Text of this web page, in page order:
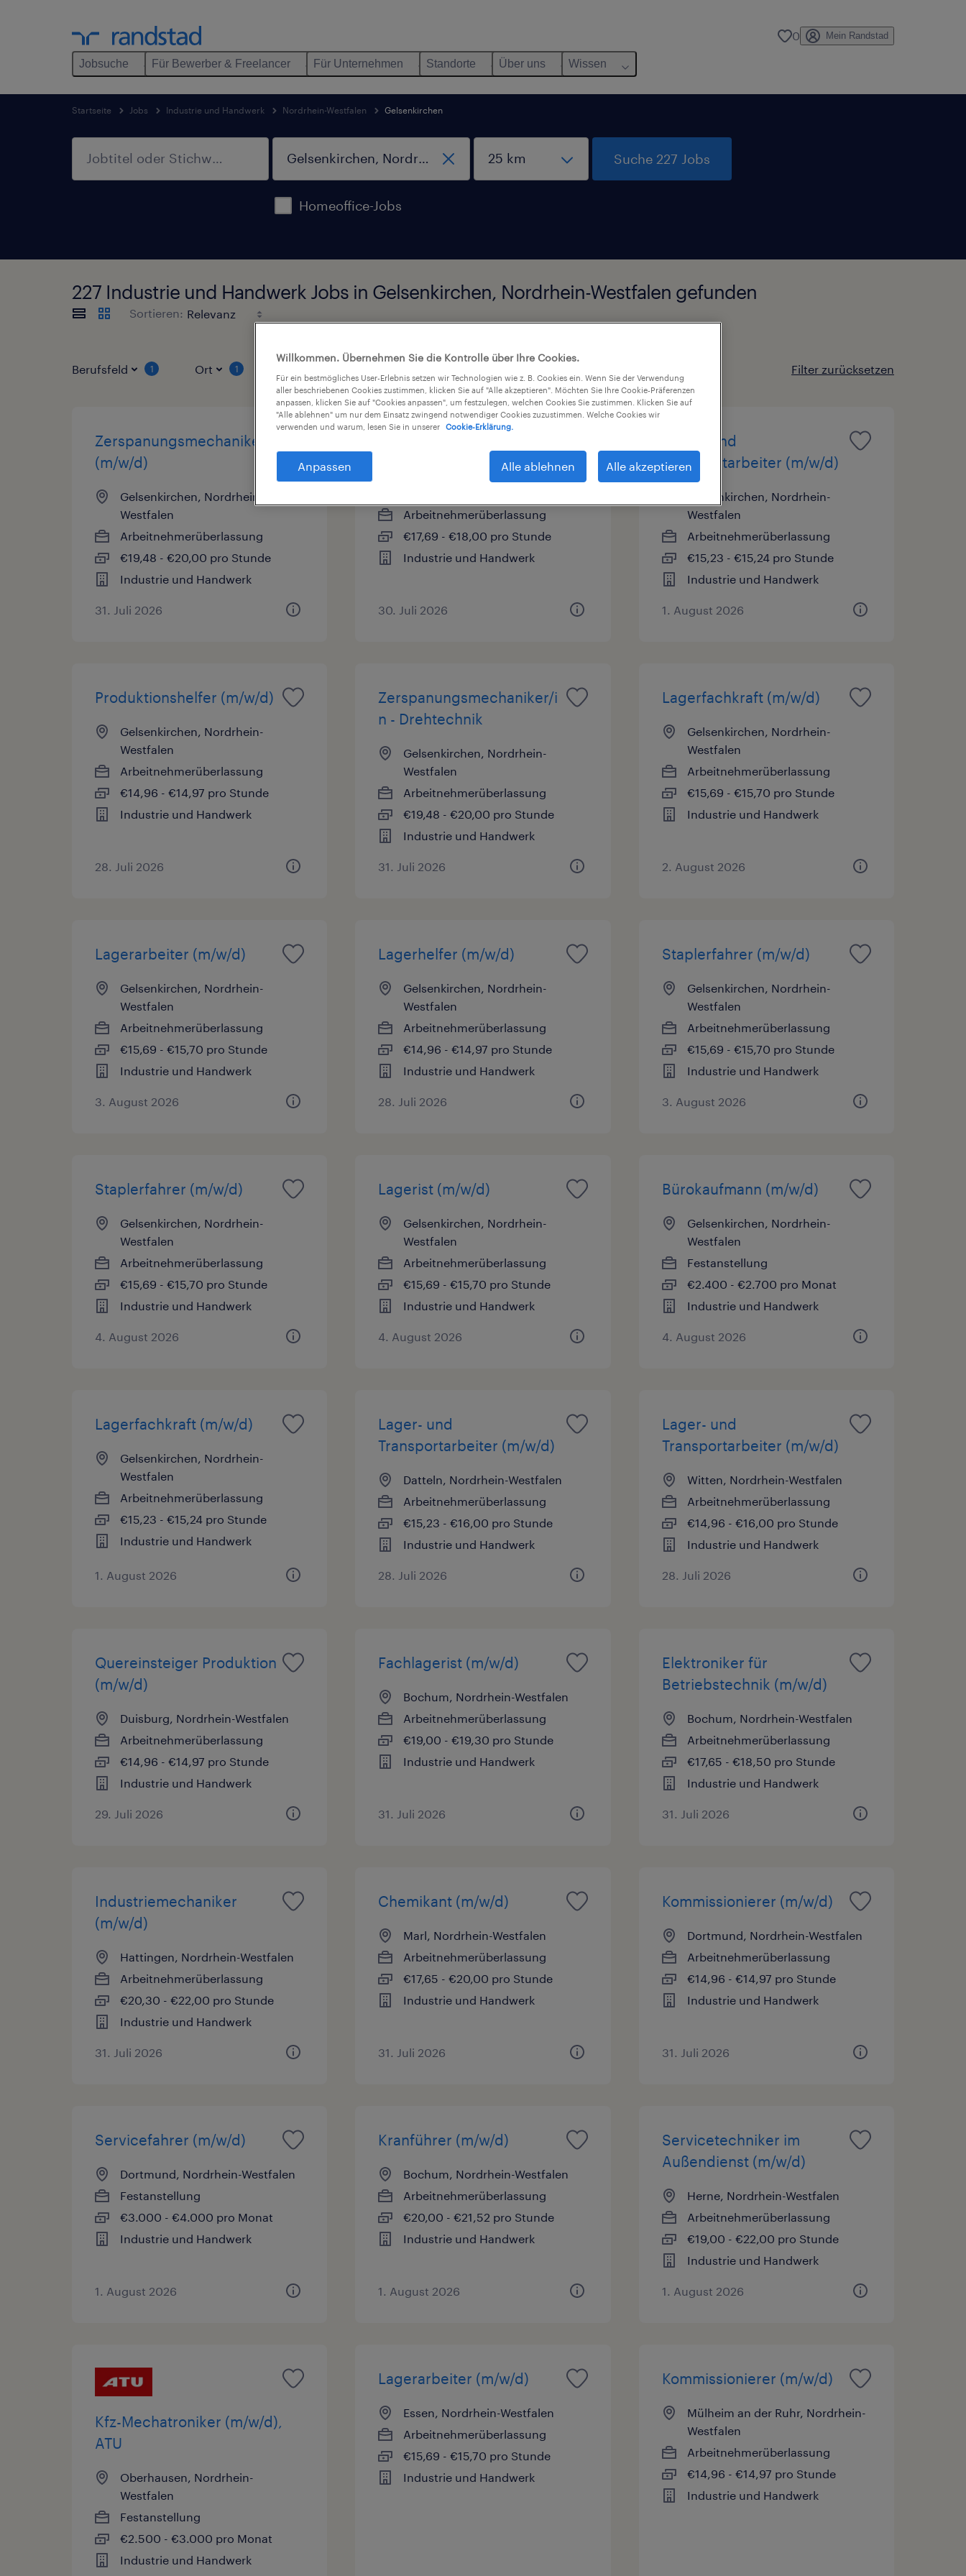
Jobsuche Für Bewerber & Freelancer Für Unternehmen Standorte Über uns Wissen
0 Mein Randstad
Startseite Jobs Industrie und Handwerk Nordrhein-Westfalen Gelsenkirchen
Homeoffice-Jobs
Suche 227 Jobs
227 Industrie und Handwerk Jobs in Gelsenkirchen, Nordrhein-Westfalen gefunden
Sortieren:
Berufsfeld 1 Ort 1 Filter zurücksetzen
Zerspanungsmechaniker
(m/w/d)
Gelsenkirchen, Nordrhein-
Westfalen
Arbeitnehmerüberlassung
€19,48 - €20,00 pro Stunde
Industrie und Handwerk
31. Juli 2026
Gelsenkirchen, Nordrhein-
Arbeitnehmerüberlassung
€17,69 - €18,00 pro Stunde
Industrie und Handwerk
30. Juli 2026
Lager- und
Transportarbeiter (m/w/d)
Gelsenkirchen, Nordrhein-
Westfalen
Arbeitnehmerüberlassung
€15,23 - €15,24 pro Stunde
Industrie und Handwerk
1. August 2026
Produktionshelfer (m/w/d)
Gelsenkirchen, Nordrhein-
Westfalen
Arbeitnehmerüberlassung
€14,96 - €14,97 pro Stunde
Industrie und Handwerk
28. Juli 2026
Zerspanungsmechaniker/i
n - Drehtechnik
Gelsenkirchen, Nordrhein-
Westfalen
Arbeitnehmerüberlassung
€19,48 - €20,00 pro Stunde
Industrie und Handwerk
31. Juli 2026
Lagerfachkraft (m/w/d)
Gelsenkirchen, Nordrhein-
Westfalen
Arbeitnehmerüberlassung
€15,69 - €15,70 pro Stunde
Industrie und Handwerk
2. August 2026
Lagerarbeiter (m/w/d)
Gelsenkirchen, Nordrhein-
Westfalen
Arbeitnehmerüberlassung
€15,69 - €15,70 pro Stunde
Industrie und Handwerk
3. August 2026
Lagerhelfer (m/w/d)
Gelsenkirchen, Nordrhein-
Westfalen
Arbeitnehmerüberlassung
€14,96 - €14,97 pro Stunde
Industrie und Handwerk
28. Juli 2026
Staplerfahrer (m/w/d)
Gelsenkirchen, Nordrhein-
Westfalen
Arbeitnehmerüberlassung
€15,69 - €15,70 pro Stunde
Industrie und Handwerk
3. August 2026
Staplerfahrer (m/w/d)
Gelsenkirchen, Nordrhein-
Westfalen
Arbeitnehmerüberlassung
€15,69 - €15,70 pro Stunde
Industrie und Handwerk
4. August 2026
Lagerist (m/w/d)
Gelsenkirchen, Nordrhein-
Westfalen
Arbeitnehmerüberlassung
€15,69 - €15,70 pro Stunde
Industrie und Handwerk
4. August 2026
Bürokaufmann (m/w/d)
Gelsenkirchen, Nordrhein-
Westfalen
Festanstellung
€2.400 - €2.700 pro Monat
Industrie und Handwerk
4. August 2026
Lagerfachkraft (m/w/d)
Gelsenkirchen, Nordrhein-
Westfalen
Arbeitnehmerüberlassung
€15,23 - €15,24 pro Stunde
Industrie und Handwerk
1. August 2026
Lager- und
Transportarbeiter (m/w/d)
Datteln, Nordrhein-Westfalen
Arbeitnehmerüberlassung
€15,23 - €16,00 pro Stunde
Industrie und Handwerk
28. Juli 2026
Lager- und
Transportarbeiter (m/w/d)
Witten, Nordrhein-Westfalen
Arbeitnehmerüberlassung
€14,96 - €16,00 pro Stunde
Industrie und Handwerk
28. Juli 2026
Quereinsteiger Produktion
(m/w/d)
Duisburg, Nordrhein-Westfalen
Arbeitnehmerüberlassung
€14,96 - €14,97 pro Stunde
Industrie und Handwerk
29. Juli 2026
Fachlagerist (m/w/d)
Bochum, Nordrhein-Westfalen
Arbeitnehmerüberlassung
€19,00 - €19,30 pro Stunde
Industrie und Handwerk
31. Juli 2026
Elektroniker für
Betriebstechnik (m/w/d)
Bochum, Nordrhein-Westfalen
Arbeitnehmerüberlassung
€17,65 - €18,50 pro Stunde
Industrie und Handwerk
31. Juli 2026
Industriemechaniker
(m/w/d)
Hattingen, Nordrhein-Westfalen
Arbeitnehmerüberlassung
€20,30 - €22,00 pro Stunde
Industrie und Handwerk
31. Juli 2026
Chemikant (m/w/d)
Marl, Nordrhein-Westfalen
Arbeitnehmerüberlassung
€17,65 - €20,00 pro Stunde
Industrie und Handwerk
31. Juli 2026
Kommissionierer (m/w/d)
Dortmund, Nordrhein-Westfalen
Arbeitnehmerüberlassung
€14,96 - €14,97 pro Stunde
Industrie und Handwerk
31. Juli 2026
Servicefahrer (m/w/d)
Dortmund, Nordrhein-Westfalen
Festanstellung
€3.000 - €4.000 pro Monat
Industrie und Handwerk
1. August 2026
Kranführer (m/w/d)
Bochum, Nordrhein-Westfalen
Arbeitnehmerüberlassung
€20,00 - €21,52 pro Stunde
Industrie und Handwerk
1. August 2026
Servicetechniker im
Außendienst (m/w/d)
Herne, Nordrhein-Westfalen
Arbeitnehmerüberlassung
€19,00 - €22,00 pro Stunde
Industrie und Handwerk
1. August 2026
Kfz-Mechatroniker (m/w/d),
ATU
Oberhausen, Nordrhein-
Westfalen
Festanstellung
€2.500 - €3.000 pro Monat
Industrie und Handwerk
Lagerarbeiter (m/w/d)
Essen, Nordrhein-Westfalen
Arbeitnehmerüberlassung
€15,69 - €15,70 pro Stunde
Industrie und Handwerk
Kommissionierer (m/w/d)
Mülheim an der Ruhr, Nordrhein-
Westfalen
Arbeitnehmerüberlassung
€14,96 - €14,97 pro Stunde
Industrie und Handwerk
Willkommen. Übernehmen Sie die Kontrolle über Ihre Cookies.
Für ein bestmögliches User-Erlebnis setzen wir Technologien wie z. B. Cookies ein. Wenn Sie der Verwendung
aller beschriebenen Cookies zustimmen, klicken Sie auf "Alle akzeptieren". Möchten Sie Ihre Cookie-Präferenzen
anpassen, klicken Sie auf "Cookies anpassen", um festzulegen, welchen Cookies Sie zustimmen. Klicken Sie auf
"Alle ablehnen" um nur dem Einsatz zwingend notwendiger Cookies zuzustimmen. Welche Cookies wir
verwenden und warum, lesen Sie in unserer
Cookie-Erklärung.
Anpassen Alle ablehnen Alle akzeptieren